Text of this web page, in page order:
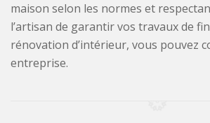
maison selon les normes et
l’artisan de garantir vos travaux de
rénovation d’intérieur, vous pouvez
entreprise.